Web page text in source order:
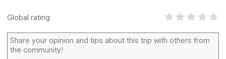
Global rating